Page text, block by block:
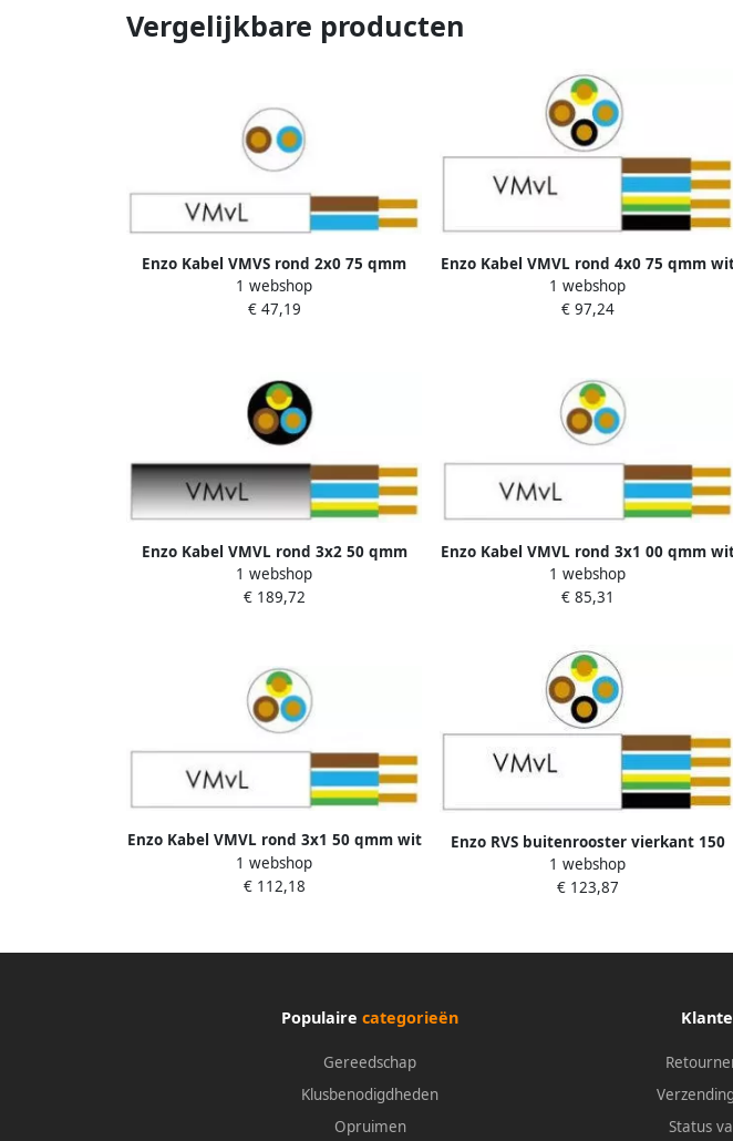
Vergelijkbare producten
Enzo Kabel VMVS rond 2x0 75 qmm
kleur wit 1227100
1 webshop
€ 47,19
Enzo Kabel VMVL rond 4x0 75 qmm
1227520
1 webshop
€ 97,24
Enzo Kabel VMVL rond 3x2 50 qmm
zwart 1227510
1 webshop
€ 189,72
Enzo Kabel VMVL rond 3x1 00 qmm
1227320
1 webshop
€ 85,31
Enzo Kabel VMVL rond 3x1 50 qmm wit
1227380
1 webshop
€ 112,18
Enzo RVS buitenrooster vierkant 150
mm Nedco
1 webshop
€ 123,87
Populaire categorieën
Gereedschap
Klusbenodigdheden
Opruimen
Status